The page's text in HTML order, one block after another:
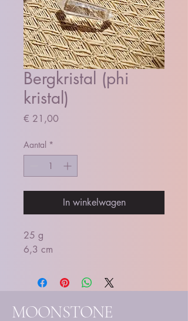
Bergkristal (phi
kristal)
€ 21,00
Aantal *
In winkelwagen
25 g
6,3 cm
MOONSTONE